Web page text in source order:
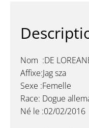
Nom :DE
Affixe:Jag sza
Sexe :Femelle
Race: Dogue
Né le :02/02/2016